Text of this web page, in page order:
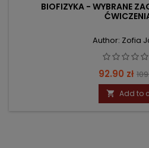
BIOFIZYKA - WYBRANE
Author: Zofia
Price
92.90 zł
 Add to